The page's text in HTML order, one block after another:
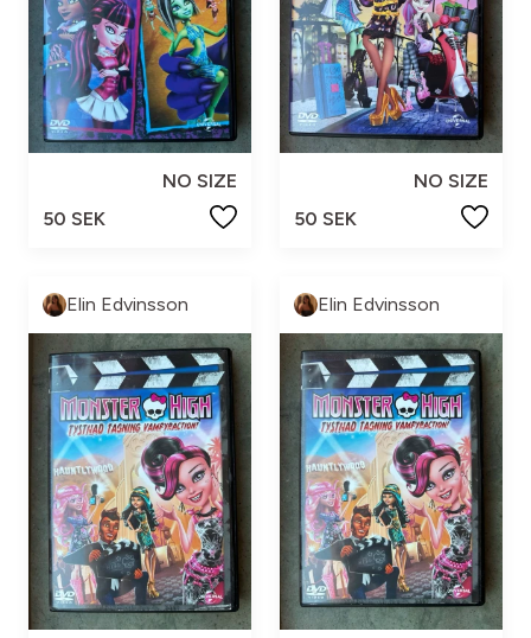
NO SIZE
50 SEK
NO SIZE
50 SEK
Elin Edvinsson Elin Edvinsson